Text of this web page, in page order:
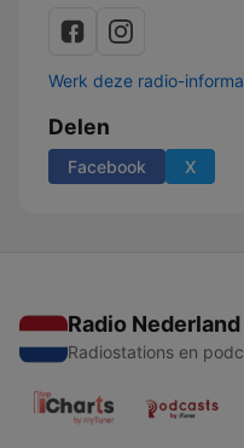
Werk deze radio-
Delen
Facebook X
Radio Nederland
Radiostations en